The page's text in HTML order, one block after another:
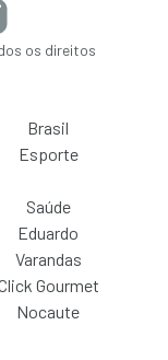
os direitos
Brasil
Esporte
Saúde
Eduardo
Varandas
Gourmet
Nocaute